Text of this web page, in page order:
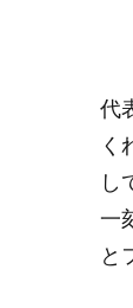
代
く
し
一
と